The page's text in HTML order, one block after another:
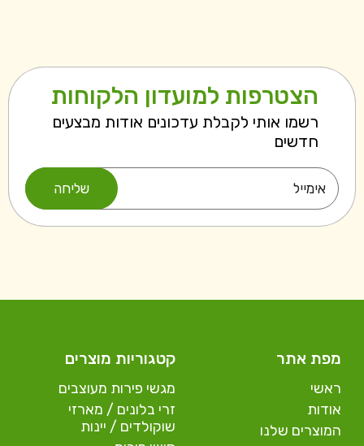
הצטרפות למועדון הלקוחות
רשמו אותי לקבלת עדכונים אודות מבצעים
חדשים
מפת אתר
ראשי
אודות
המוצרים שלנו
קטגוריות מוצרים
מגשי פירות מעוצבים
זרי בלונים / מארזי
שוקולדים / יינות